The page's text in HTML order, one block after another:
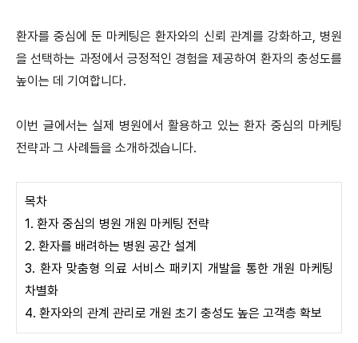
환자를 중심에 둔 마케팅은 환자와의 신뢰 관계를 강화하고, 병원
을 선택하는 과정에서 긍정적인 경험을 제공하여 환자의 충성도를
높이는 데 기여합니다.
이번 글에서는 실제 병원에서 활용하고 있는 환자 중심의 마케팅
전략과 그 사례들을 소개하겠습니다.
목차
1. 환자 중심의 병원 개원 마케팅 전략
2. 환자를 배려하는 병원 공간 설계
3. 환자 맞춤형 의료 서비스 패키지 개발을 통한 개원 마케팅
차별화
4. 환자와의 관계 관리로 개원 초기 충성도 높은 고객층 확보